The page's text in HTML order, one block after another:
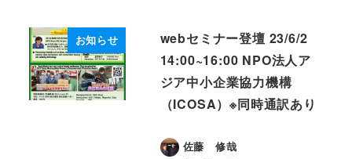
お知らせ
webセミナー登壇 23/6/2
14:00~16:00 NPO法人ア
ジア中小企業協力機構
（ICOSA）※同時通訳あり
佐藤 修哉